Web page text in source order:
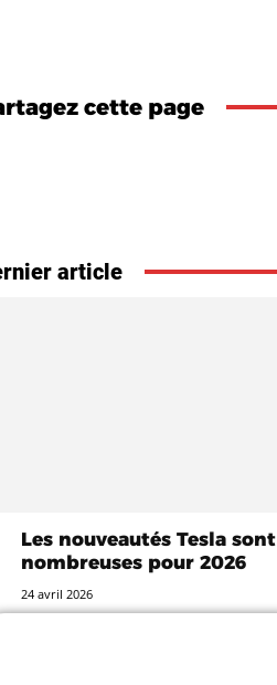
cette page
article
Les nouveautés Tesla sont
nombreuses pour 2026
24 avril 2026